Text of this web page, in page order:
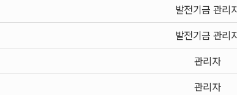
발전기금 관리
발전기금 관리
관리자
관리자